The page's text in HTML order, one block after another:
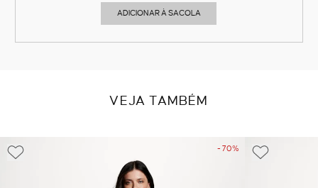
ADICIONAR À SACOLA
VEJA TAMBÉM
- 70%